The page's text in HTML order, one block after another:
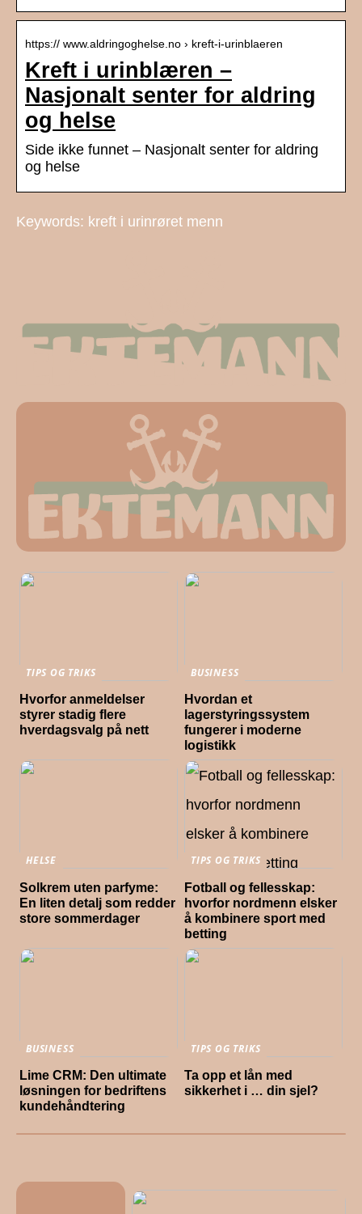
https:// www.aldringoghelse.no › kreft-i-urinblaeren
Kreft i urinblæren –
Nasjonalt senter for aldring
og helse
Side ikke funnet – Nasjonalt senter for aldring
og helse
Keywords: kreft i urinrøret menn
TIPS OG TRIKS
Hvorfor anmeldelser
styrer stadig flere
hverdagsvalg på nett
BUSINESS
Hvordan et
lagerstyringssystem
fungerer i moderne
logistikk
HELSE
Solkrem uten parfyme:
En liten detalj som redder
store sommerdager
TIPS OG TRIKS
Fotball og fellesskap:
hvorfor nordmenn elsker
å kombinere sport med
betting
BUSINESS
Lime CRM: Den ultimate
løsningen for bedriftens
kundehåndtering
TIPS OG TRIKS
Ta opp et lån med
sikkerhet i … din sjel?